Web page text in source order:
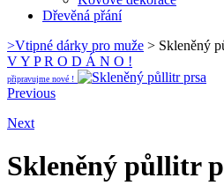
Dřevěná přání
>Vtipné dárky pro muže > Skleněný
V Y P R O D Á N O !
připravujme nové !
Previous
Next
Skleněný půllitr